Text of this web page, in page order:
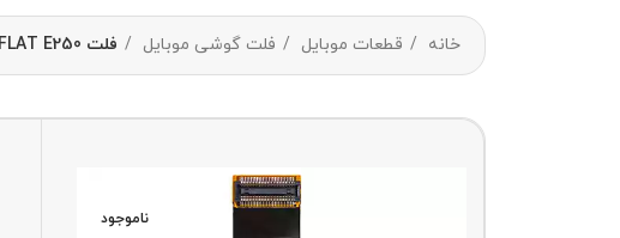
خانه قطعات موبایل فلت گوشی موبایل فلت FLAT E250
ناموجود